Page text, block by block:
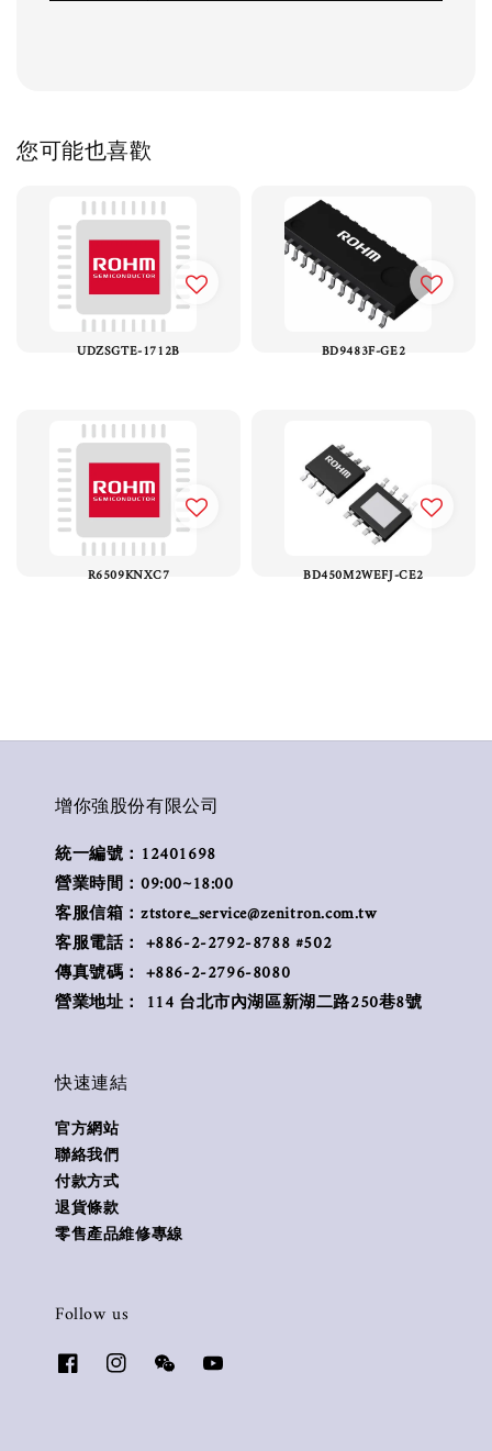
您可能也喜歡
UDZSGTE-1712B BD9483F-GE2
R6509KNXC7 BD450M2WEFJ-CE2
增你強股份有限公司
統一編號：12401698
營業時間：09:00~18:00
客服信箱：ztstore_service@zenitron.com.tw
客服電話： +886-2-2792-8788 #502
傳真號碼： +886-2-2796-8080
營業地址： 114 台北市內湖區新湖二路250巷8號
快速連結
官方網站
聯絡我們
付款方式
退貨條款
零售產品維修專線
Follow us